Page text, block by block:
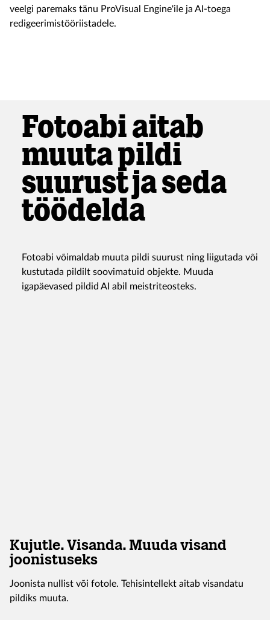
veelgi paremaks tänu ProVisual Engine'ile ja AI-toega
redigeerimistööriistadele.
Fotoabi aitab
muuta pildi
suurust ja seda
töödelda
Fotoabi võimaldab muuta pildi suurust ning liigutada või
kustutada pildilt soovimatuid objekte. Muuda
igapäevased pildid AI abil meistriteosteks.
Kujutle. Visanda. Muuda visand
joonistuseks
Joonista nullist või fotole. Tehisintellekt aitab visandatu
pildiks muuta.